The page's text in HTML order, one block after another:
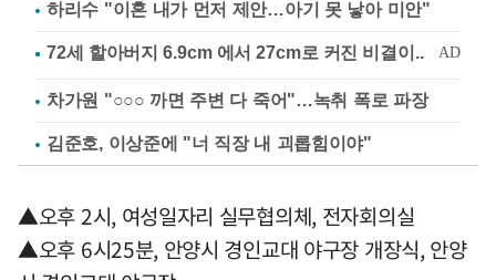
하리수 "이혼 내가 먼저 제안…아기 못 낳아 미안"
차가원 "○○○ 까면 주변 다 죽어"…녹취 폭로 파장
김준호, 이상준에 "너 직장 내 괴롭힘이야"
▲오후 2시, 여성일자리 실무협의체, 전자회의실
▲오후 6시25분, 안양시 경인교대 야구장 개장식, 안양